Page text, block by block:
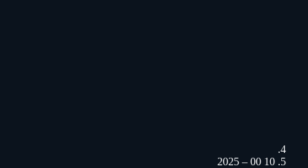
10 00 – 2025